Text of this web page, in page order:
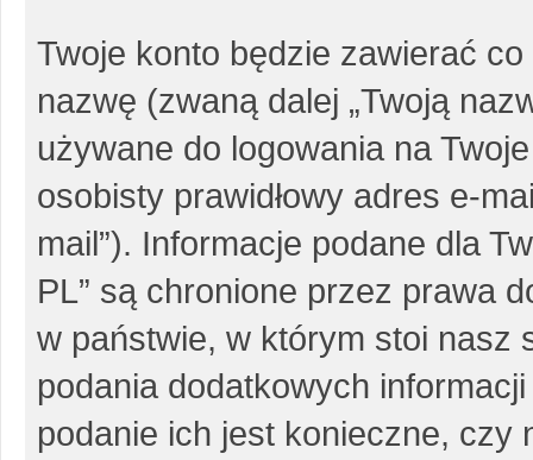
Twoje konto będzie zawierać
nazwę (zwaną dalej „Twoją
używane do logowania na
osobisty prawidłowy adres e-
mail”). Informacje podane dla
PL” są chronione przez prawa
w państwie, w którym stoi nasz
podania dodatkowych
podanie ich jest konieczne,